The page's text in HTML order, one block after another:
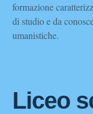
formazione
di studio e da
umanistiche.
Liceo